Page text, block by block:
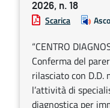
2026, n. 18
Scarica
“CENTRO
Conferma del
rilasciato con
l’attività di
diagnostica per